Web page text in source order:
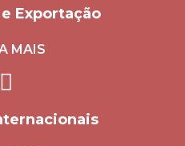
Exportação
MAIS